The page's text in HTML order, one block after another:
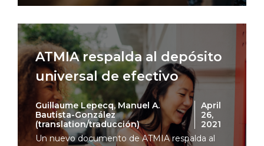
ATMIA respalda al depósito
universal de efectivo
Guillaume Lepecq, Manuel A.
Bautista-González
(translation/traducción)
April
26,
2021
Un nuevo documento de ATMIA respalda al